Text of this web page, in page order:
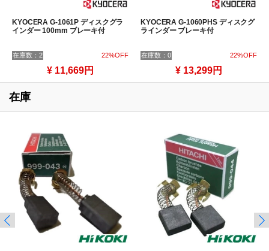
KYOCERA G-1061P ディスクグラ
インダー 100mm ブレーキ付
在庫数：2 22%OFF
¥ 11,669円
KYOCERA G-1060PHS ディスクグ
ラインダー ブレーキ付
在庫数：0 22%OFF
¥ 13,299円
在庫